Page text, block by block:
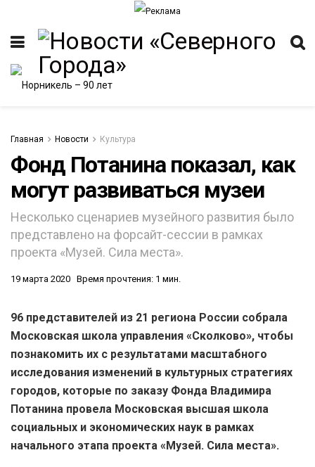
Главная Новости Культура
Фонд Потанина показал, как
могут развиваться музеи
Несколько сценариев музейного развития было
представлено на форсайт-сессии в рамках
проекта «Музей. Сила места».
19 марта 2020 Время прочтения: 1 мин.
96 представителей из 21 региона России собрала
Московская школа управления «Сколково», чтобы
познакомить их с результатами масштабного
исследования изменений в культурных стратегиях
городов, которые по заказу Фонда Владимира
Потанина провела Московская высшая школа
социальных и экономических наук в рамках
начального этапа проекта «Музей. Сила места».